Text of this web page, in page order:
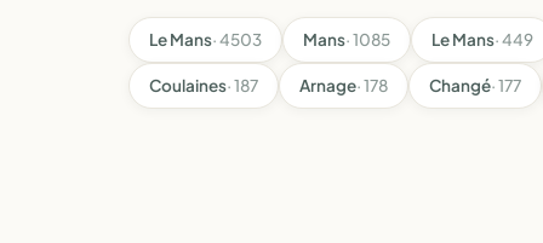
Le Mans· 4503 Mans· 1085 Le Mans· 449
Coulaines· 187 Arnage· 178 Changé· 177